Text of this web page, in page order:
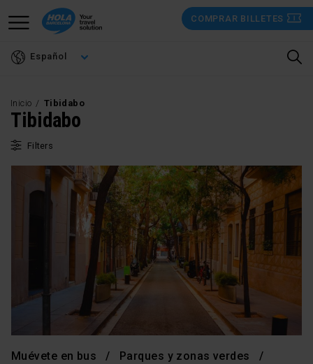
Pasar
COMPRAR BILLETES
Español
Inicio Tibidabo
Tibidabo
Filters
Muévete en bus
Parques y zonas verdes